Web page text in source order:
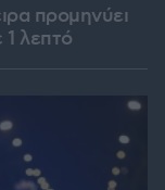
προμηνύει
1 λεπτό